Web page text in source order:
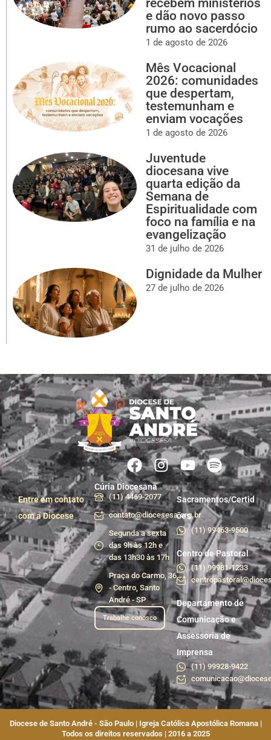
recebem ministérios
e dão novo passo
rumo ao sacerdócio
1 de agosto de 2026
Mês Vocacional
2026: comunidades
que despertam,
testemunham e
enviam vocações
1 de agosto de 2026
Juventude
diocesana vive
quarta edição da
Semana de
Espiritualidade com
foco na família e na
evangelização
31 de julho de 2026
Dignidade da Mulher
27 de julho de 2026
Entre em contato
com a Diocese
Cúria Diocesana
(11) 4469-2077
contato@diocesesa.org.br
Segunda a sexta
das 9h às 12h e
das 13h30 às 17h
Praça do Carmo, 36
- Centro, Santo
André - SP
Trabalhe conosco
Sacramentos/Certid
ões
(11) 99463-9500
Centro de Pastoral
(11) 99981-1233
Departamento de
Comunicação e
Assessoria de
Imprensa
(11) 99928-9422
Diocese de Santo André - São Paulo | Igreja Católica Apostólica Romana |
Todos os direitos reservados | 2016 a 2025